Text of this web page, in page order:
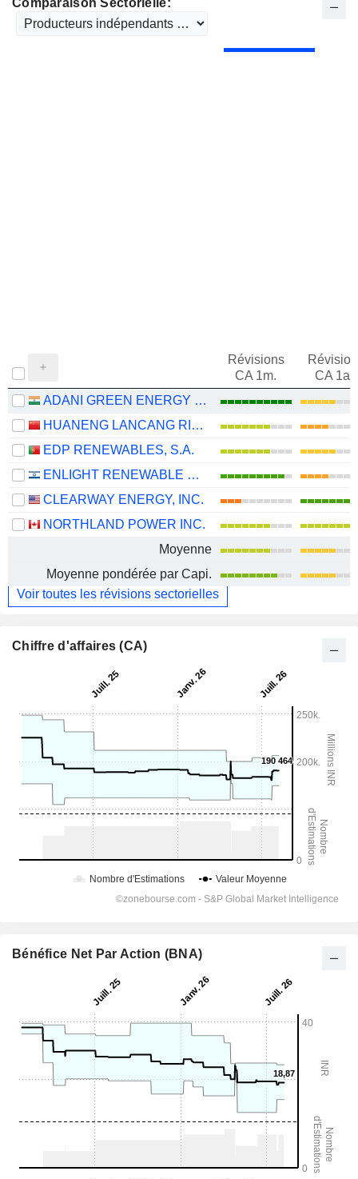
Comparaison Sectorielle:
Révisions
CA 1m.
CA 1an
ADANI GREEN ENERGY LIMITED
HUANENG LANCANG RIVER HYDROPOWER INC.
EDP RENEWABLES, S.A.
ENLIGHT RENEWABLE ENERGY LTD
CLEARWAY ENERGY, INC.
NORTHLAND POWER INC.
Moyenne
Moyenne pondérée par Capi.
Voir toutes les révisions sectorielles
Chiffre d'affaires (CA)
Bénéfice Net Par Action (BNA)